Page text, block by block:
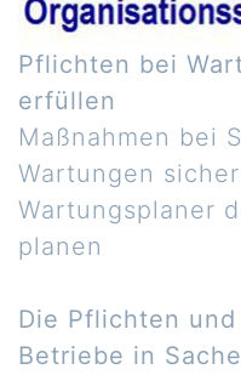
Pflichten bei
erfüllen
Maßnahmen bei
Wartungen
Wartungsplaner
planen
Die Pflichten
Betriebe in